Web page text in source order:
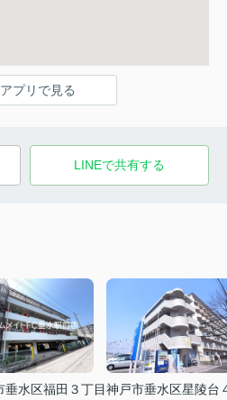
プリで見る
LINEで共有する
垂水区福田３丁目神戸市垂水区星陵台